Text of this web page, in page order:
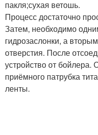
пакля;сухая ветошь.
Процесс достаточно
Затем, необходимо
гидрозаслонки, а
отверстия. После
устройство от бойлера.
приёмного патрубка
ленты.